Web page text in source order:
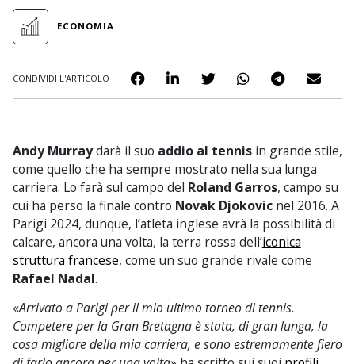
ECONOMIA
CONDIVIDI L'ARTICOLO
Andy Murraydarà il suo addio al tennisin grande stile,
come quello che ha sempre mostrato nella sua lunga
carriera. Lo farà sul campo del Roland Garros, campo su
cui ha perso la finale contro Novak Djokovicnel 2016. A
Parigi 2024, dunque, l’atleta inglese avrà la possibilità di
calcare, ancora una volta, la terra rossa dell’iconica
struttura francese, come un suo grande rivale come
Rafael Nadal.
«Arrivato a Parigi per il mio ultimo torneo di tennis.
Competere per la Gran Bretagna è stata, di gran lunga, la
cosa migliore della mia carriera, e sono estremamente fiero